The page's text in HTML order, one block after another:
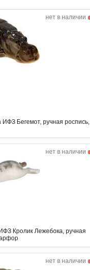
нет в наличии
ИФЗ Бегемот, ручная роспись,
нет в наличии
Кролик Лежебока, ручная
нет в наличии